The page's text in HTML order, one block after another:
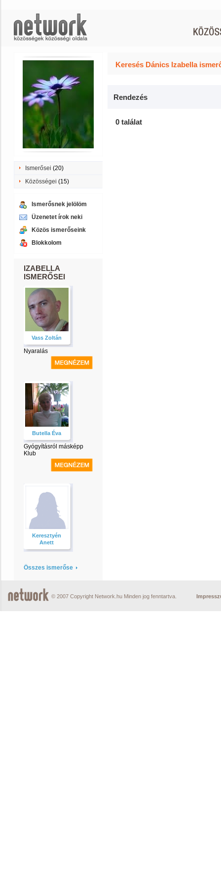
Ismerősei (20)
Közösségei (15)
Ismerősnek jelölöm
Üzenetet írok neki
Közös ismerőseink
Blokkolom
IZABELLA
ISMERŐSEI
Vass Zoltán
Nyaralás
Butella Éva
Gyógyításról másképp
Klub
Keresztyén
Anett
Összes ismerőse
Keresés Dánics Izabella
Rendezés
0 találat
© 2007 Copyright Network.hu Minden jog fenntartva.